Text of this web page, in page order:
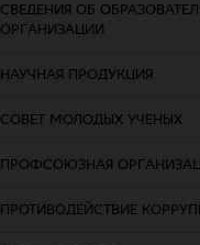
СВЕДЕНИЯ ОБ
ОРГАНИЗАЦИИ
НАУЧНАЯ ПРОДУКЦИЯ
СОВЕТ МОЛОДЫХ УЧЕНЫХ
ПРОФСОЮЗНАЯ
ПРОТИВОДЕЙСТВИЕ